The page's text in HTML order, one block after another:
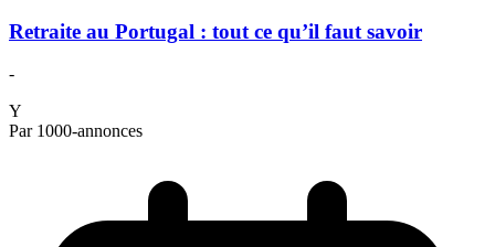
Retraite au Portugal : tout ce qu’il faut savoir
-
Y
Par 1000-annonces